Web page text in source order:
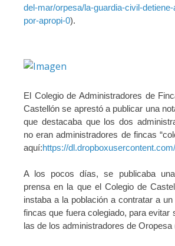
del-mar/orpesa/la-guardia-civil-
por-apropi-0).
El Colegio de Administradores de
Castellón se aprestó a publicar una
que destacaba que los dos
no eran administradores de fincas
aquí:https://
A los pocos días, se publicaba
prensa en la que el Colegio de
instaba a la población a contratar a
fincas que fuera colegiado, para evitar
las de los administradores de Oropesa